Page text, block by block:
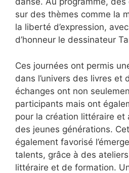
sur des thèmes comme la
la liberté d’expression,
d’honneur le dessinateur
Ces journées ont permis
dans l’univers des livres et
échanges ont non
participants mais ont
pour la création littéraire et
des jeunes générations.
également favorisé
talents, grâce à des
littéraire et de formation.